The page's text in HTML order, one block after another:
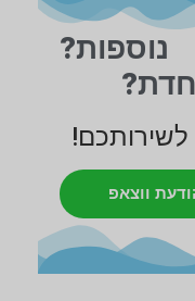
לשירותכם!
ווצאפ